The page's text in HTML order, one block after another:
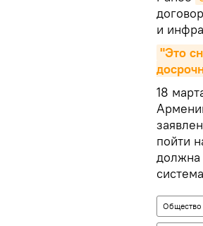
и
"Это
18
пойти
должна
Общество